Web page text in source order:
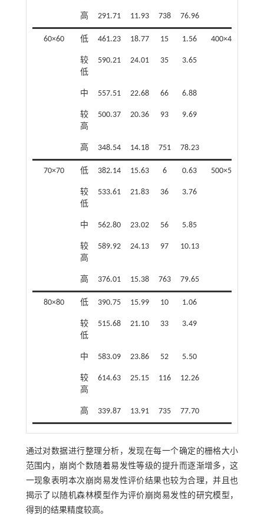
高 291.71 11.93 738 76.96
60×60 低 461.23 18.77 15 1.56 400×400
较
低
590.21 24.01 35 3.65
中 557.51 22.68 66 6.88
较
高
500.37 20.36 93 9.69
高 348.54 14.18 751 78.23
70×70 低 382.14 15.63 6 0.63 500×500
较
低
533.61 21.83 36 3.76
中 562.80 23.02 56 5.85
较
高
589.92 24.13 97 10.13
高 376.01 15.38 763 79.65
80×80 低 390.75 15.99 10 1.06
较
低
515.68 21.10 33 3.49
中 583.09 23.86 52 5.50
较
高
614.63 25.15 116 12.26
高 339.87 13.91 735 77.70
通过对数据进行整理分析，发现在每一个确定的栅格大小
范围内，崩岗个数随着易发性等级的提升而逐渐增多，这
一现象表明本次崩岗易发性评价结果也较为合理，并且也
揭示了以随机森林模型作为评价崩岗易发性的研究模型，
得到的结果精度较高。